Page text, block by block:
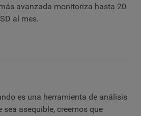
avanzada monitoriza hasta 20
al mes.
es una herramienta de análisis
sea asequible, creemos que